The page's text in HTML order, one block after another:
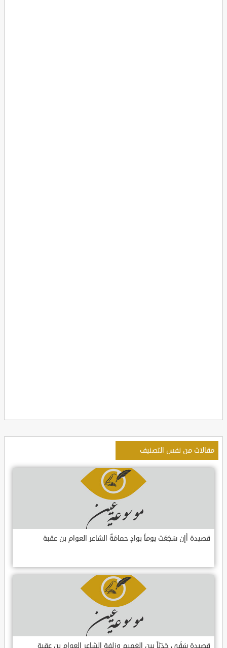
مقالات من نفس التصنيف
قصيدة أإن سَجَعَت يوماً بوادٍ حمامَةٌ الشاعر العوام بن عقبة
قصيدة سَقَى جَدَثاً بين الغميم وزلفةٍ الشاعر العوام بن عقبة